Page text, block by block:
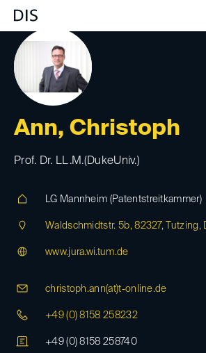
Ann, Christoph
Prof. Dr. LL.M.(DukeUniv.)
LG Mannheim (Patentstreitkammer)
Waldschmidtstr. 5b, 82327, Tutzing,
www.jura.wi.tum.de
christoph.ann(at)t-online.de
+49 (0) 8158 258232
+49 (0) 8158 258740